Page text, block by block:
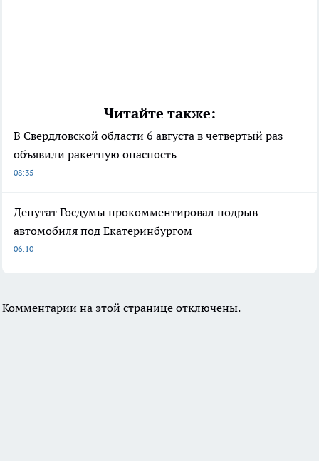
Читайте также:
В Свердловской области 6 августа в четвертый раз
объявили ракетную опасность
08:35
Депутат Госдумы прокомментировал подрыв
автомобиля под Екатеринбургом
06:10
Комментарии на этой странице отключены.